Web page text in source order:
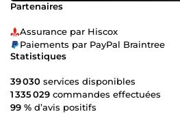
Partenaires
Assurance par Hiscox
Paiements par PayPal Braintree
Statistiques
39 030 services disponibles
1 335 029 commandes effectuées
99 % d’avis positifs